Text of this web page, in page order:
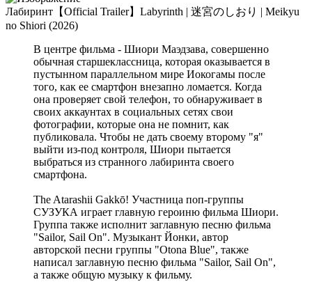
Лабиринт【Official Trailer】Labyrinth | 迷宮のしおり | Meikyu
no Shiori (2026)
В центре фильма - Шиори Маэдзава, совершенно
обычная старшеклассница, которая оказывается в
пустынном параллельном мире Иокогамы после
того, как ее смартфон внезапно ломается. Когда
она проверяет свой телефон, то обнаруживает в
своих аккаунтах в социальных сетях свои
фотографии, которые она не помнит, как
публиковала. Чтобы не дать своему второму "я"
выйти из-под контроля, Шиори пытается
выбраться из странного лабиринта своего
смартфона.
The Atarashii Gakkō! Участница поп-группы
СУЗУКА играет главную героиню фильма Шиори.
Группа также исполнит заглавную песню фильма
"Sailor, Sail On". Музыкант Йонки, автор
авторской песни группы "Otona Blue", также
написал заглавную песню фильма "Sailor, Sail On",
а также общую музыку к фильму.